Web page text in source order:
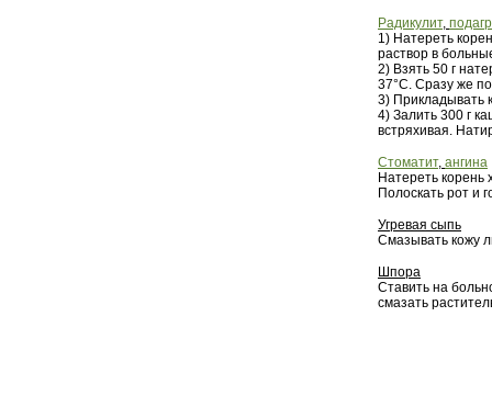
Радикулит,
1) Натереть
раствор в
2) Взять 50 г
37°С. Сразу же
3) Прикладывать
4) Залить 300 г
встряхивая.
Стоматит, ангина
Натереть корень
Полоскать рот и
Угревая сыпь
Смазывать кожу
Шпора
Ставить на
смазать